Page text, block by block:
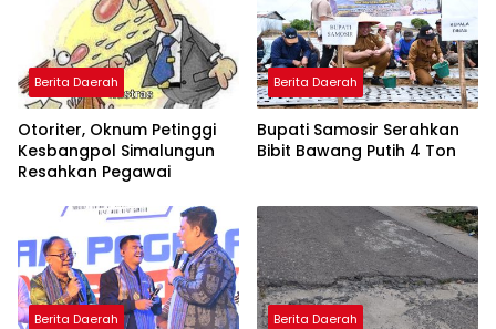
Berita Daerah
Otoriter, Oknum Petinggi
Kesbangpol Simalungun
Resahkan Pegawai
Berita Daerah
Bupati Samosir Serahkan
Bibit Bawang Putih 4 Ton
Berita Daerah Berita Daerah